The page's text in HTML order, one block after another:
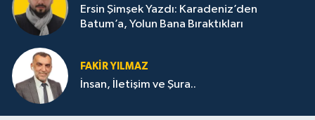
Ersin Şimşek Yazdı: Karadeniz’den
Batum’a, Yolun Bana Bıraktıkları
FAKIR YILMAZ
İnsan, İletişim ve Şura..